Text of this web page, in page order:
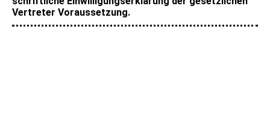
Vertreter Voraussetzung.